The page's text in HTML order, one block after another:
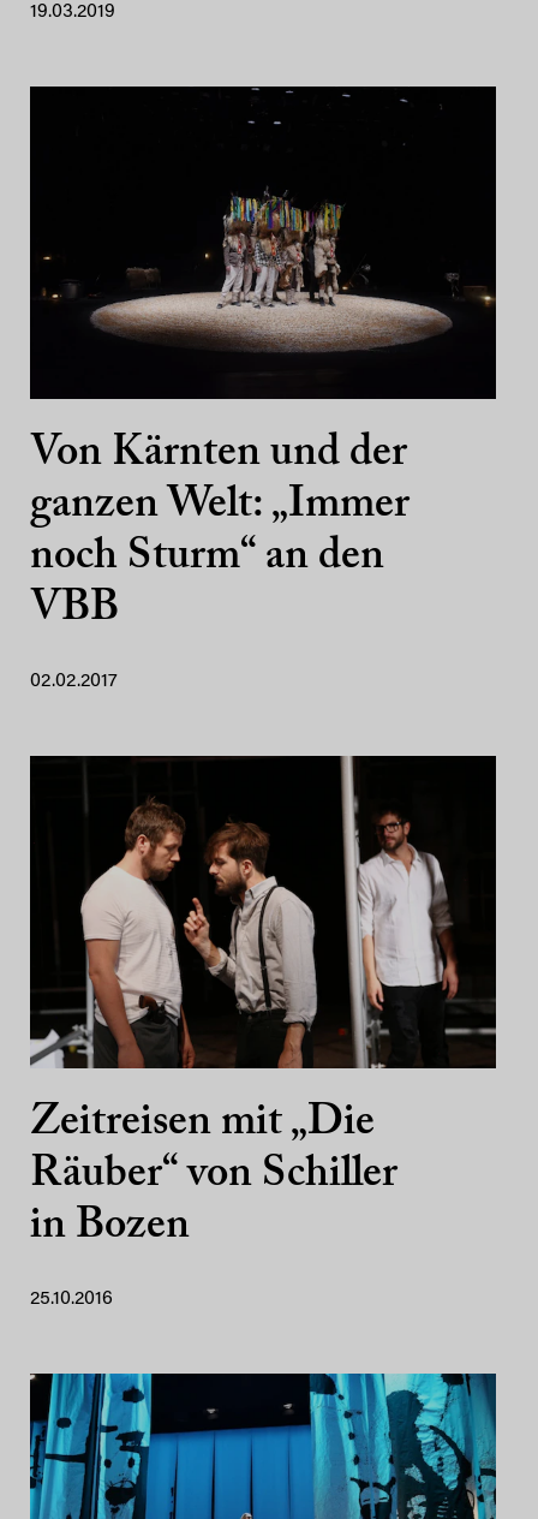
19.03.2019
Von Kärnten und der
ganzen Welt: „Immer
noch Sturm“ an den
VBB
02.02.2017
Zeitreisen mit „Die
Räuber“ von Schiller
in Bozen
25.10.2016